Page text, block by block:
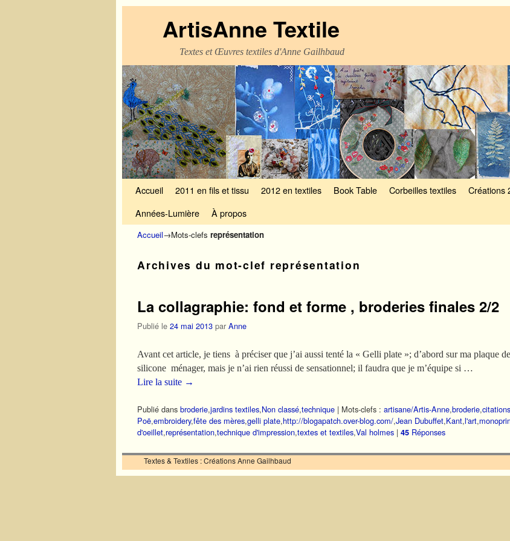
ArtisAnne Textile
Textes et Œuvres textiles d'Anne Gailhbaud
Accueil 2011 en fils et tissu 2012 en textiles Book Table Corbeilles textiles Créations
Années-Lumière
À propos
Accueil→Mots-clefs représentation
Archives du mot-clef représentation
La collagraphie: fond et forme , broderies finales 2/2
Publié le 24 mai 2013 par Anne
Avant cet article, je tiens à préciser que j’ai aussi tenté la « Gelli plate »; d’abord sur ma plaque
silicone ménager, mais je n’ai rien réussi de sensationnel; il faudra que je m’équipe si …
Lire la suite →
Publié dans broderie,jardins textiles,Non classé,technique | Mots-clefs : artisane/Artis-Anne,broderie,citations
Poë,embroidery,fête des mères,gelli plate,http://blogapatch.over-blog.com/,Jean Dubuffet,Kant,l'art,
d'oeillet,représentation,technique d'impression,textes et textiles,Val holmes | 45 Réponses
Textes & Textiles : Créations Anne Gailhbaud